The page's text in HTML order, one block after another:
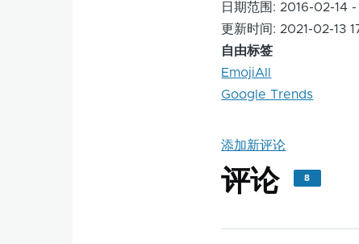
日期范围: 2016-02-14
更新时间: 2021-02-13
自由标签
EmojiAll
Google Trends
添加新评论
评论 8